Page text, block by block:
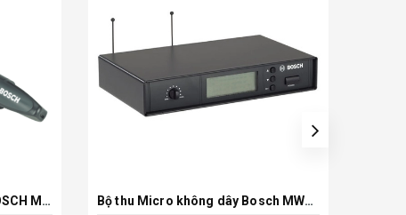
Micro không dây cầm tay BOSCH MW1-HTX-F5 Xem chi tiết Bộ thu Micro không dây Bosch MW1-RX-F5